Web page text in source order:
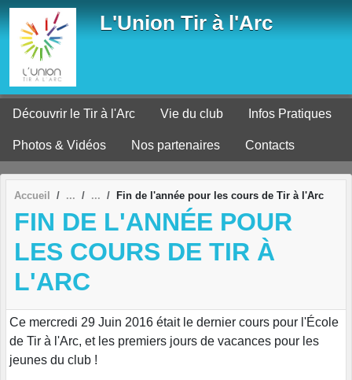
L'Union Tir à l'Arc
Découvrir le Tir à l'Arc Vie du club Infos Pratiques
Photos & Vidéos Nos partenaires Contacts
Accueil Fin de l'année pour les cours de Tir à l'Arc
FIN DE L'ANNÉE POUR
LES COURS DE TIR À
L'ARC
Ce mercredi 29 Juin 2016 était le dernier cours pour l'École
de Tir à l'Arc, et les premiers jours de vacances pour les
jeunes du club !
Panneau de gestion des cookies